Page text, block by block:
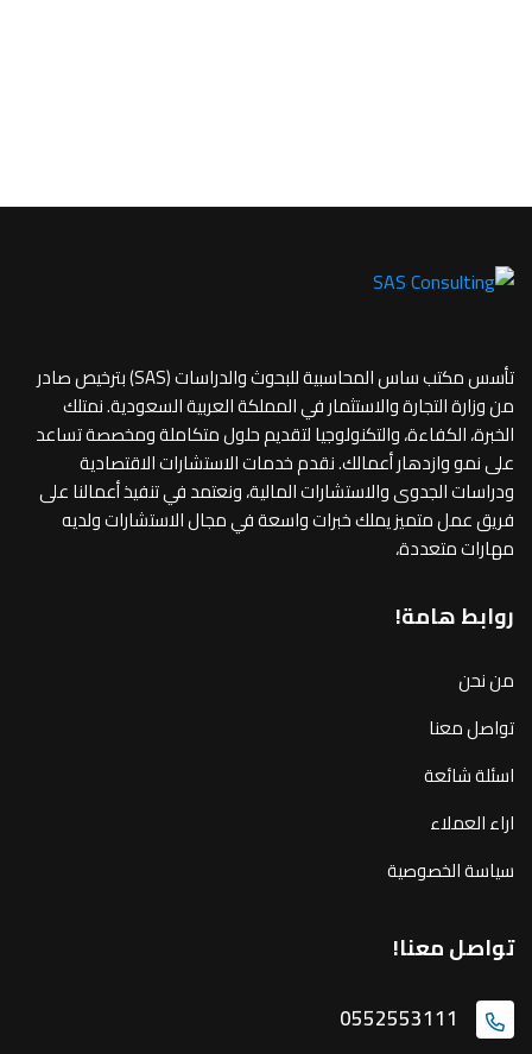
تأسس مكتب ساس المحاسبية للبحوث والدراسات (SAS) بترخيص صادر
من وزارة التجارة والاستثمار في المملكة العربية السعودية. نمتلك
الخبرة، الكفاءة، والتكنولوجيا لتقديم حلول متكاملة ومخصصة تساعد
على نمو وازدهار أعمالك. نقدم خدمات الاستشارات الاقتصادية
ودراسات الجدوى والاستشارات المالية، ونعتمد في تنفيذ أعمالنا على
فريق عمل متميز يملك خبرات واسعة في مجال الاستشارات ولديه
مهارات متعددة،
روابط هامة!
من نحن
تواصل معنا
اسئلة شائعة
اراء العملاء
سياسة الخصوصية
تواصل معنا!
0552553111